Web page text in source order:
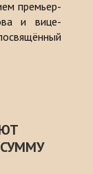
премьер-
и вице-